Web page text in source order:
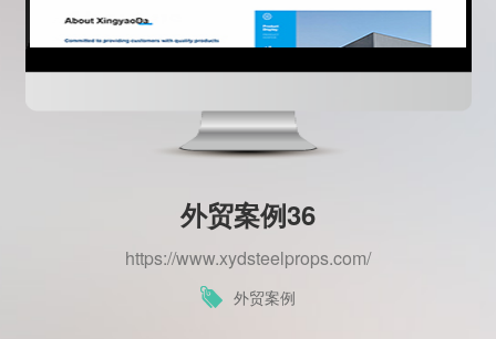
外贸案例36
https://www.xydsteelprops.com/
外贸案例